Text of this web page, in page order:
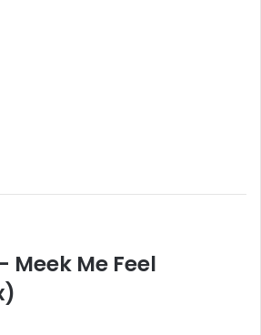
Meek Me Feel